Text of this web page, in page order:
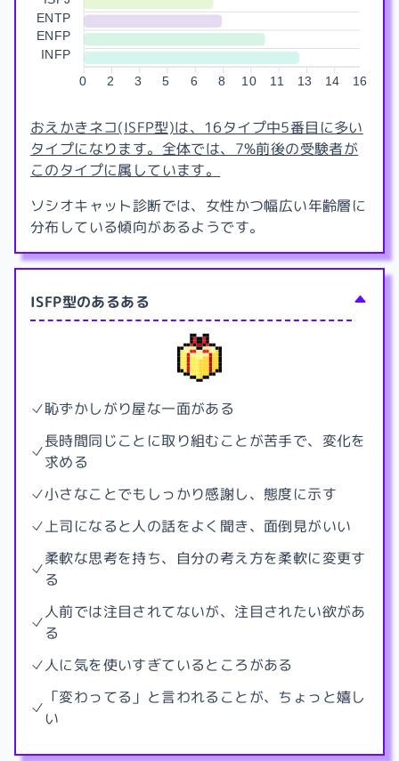
ENTP
ENFP
INFP
16
14
13
11
10
8
6
5
3
2
0
おえかきネコ(ISFP型)は、16タイプ中5番目に多い
タイプになります。全体では、7%前後の受験者が
このタイプに属しています。
ソシオキャット診断では、女性かつ幅広い年齢層に
分布している傾向があるようです。
ISFP型のあるある
恥ずかしがり屋な一面がある
長時間同じことに取り組むことが苦手で、変化を
求める
小さなことでもしっかり感謝し、態度に示す
上司になると人の話をよく聞き、面倒見がいい
柔軟な思考を持ち、自分の考え方を柔軟に変更す
る
人前では注目されてないが、注目されたい欲があ
る
人に気を使いすぎているところがある
「変わってる」と言われることが、ちょっと嬉し
い